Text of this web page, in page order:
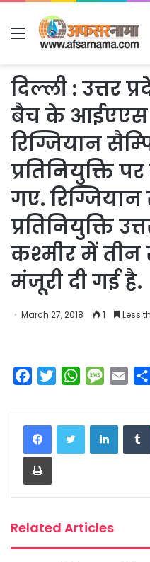
Menu
दिल्ली : उत्तर
बैच के आईएएस
रिग्जियान
प्रतिनियुक्ति
गए.
प्रतिनियुक्ति
कश्मीर में
मंजूरी दी गई है.
March 27, 2018 1 Less
c
e
b
o
o
i
t
t
W
a
t
s
M
s
s
a
a
i
Print
Related Articles